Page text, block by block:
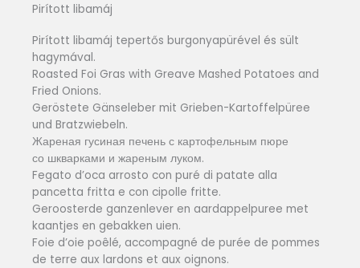
Pirított libamáj
Pirított libamáj tepertős burgonyapürével és sült
hagymával.
Roasted Foi Gras with Greave Mashed Potatoes and
Fried Onions.
Geröstete Gänseleber mit Grieben-Kartoffelpüree
und Bratzwiebeln.
Жареная гусиная печень с картофельным пюре
со шкварками и жареным луком.
Fegato d’oca arrosto con puré di patate alla
pancetta fritta e con cipolle fritte.
Geroosterde ganzenlever en aardappelpuree met
kaantjes en gebakken uien.
Foie d’oie poêlé, accompagné de purée de pommes
de terre aux lardons et aux oignons.